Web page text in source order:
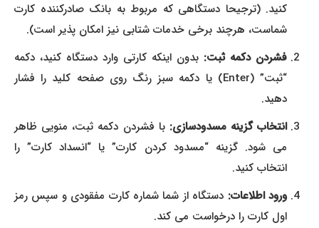
کنید. (ترجیحا دستگاهی که مربوط به بانک صادرکننده کارت
شماست، هرچند برخی خدمات شتابی نیز امکان پذیر است).
فشردن دکمه ثبت:بدون اینکه کارتی وارد دستگاه کنید، دکمه
“ثبت” (Enter) یا دکمه سبز رنگ روی صفحه کلید را فشار
دهید.
انتخاب گزینه مسدودسازی:با فشردن دکمه ثبت، منویی ظاهر
می شود. گزینه “مسدود کردن کارت” یا “انسداد کارت” را
انتخاب کنید.
ورود اطلاعات:دستگاه از شما شماره کارت مفقودی و سپس رمز
اول کارت را درخواست می کند.